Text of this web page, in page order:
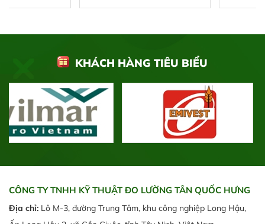
KHÁCH HÀNG TIÊU BIỂU
CÔNG TY TNHH KỸ THUẬT ĐO LƯỜNG TÂN QUỐC HƯNG
Địa chỉ: Lô M-3, đường Trung Tâm, khu công nghiệp Long Hậu,